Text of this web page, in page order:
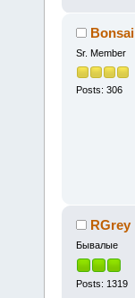
Bonsai
Sr. Member
Posts: 306
RGrey
Бывалые
Posts: 1319